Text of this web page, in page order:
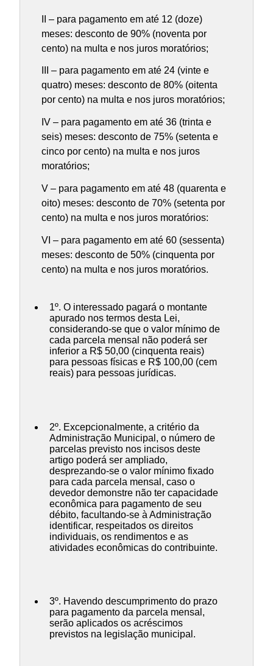
II – para pagamento em até 12 (doze)
meses: desconto de 90% (noventa por
cento) na multa e nos juros moratórios;
III – para pagamento em até 24 (vinte e
quatro) meses: desconto de 80% (oitenta
por cento) na multa e nos juros moratórios;
IV – para pagamento em até 36 (trinta e
seis) meses: desconto de 75% (setenta e
cinco por cento) na multa e nos juros
moratórios;
V – para pagamento em até 48 (quarenta e
oito) meses: desconto de 70% (setenta por
cento) na multa e nos juros moratórios:
VI – para pagamento em até 60 (sessenta)
meses: desconto de 50% (cinquenta por
cento) na multa e nos juros moratórios.
1º. O interessado pagará o montante
apurado nos termos desta Lei,
considerando-se que o valor mínimo de
cada parcela mensal não poderá ser
inferior a R$ 50,00 (cinquenta reais)
para pessoas físicas e R$ 100,00 (cem
reais) para pessoas jurídicas.
2º. Excepcionalmente, a critério da
Administração Municipal, o número de
parcelas previsto nos incisos deste
artigo poderá ser ampliado,
desprezando-se o valor mínimo fixado
para cada parcela mensal, caso o
devedor demonstre não ter capacidade
econômica para pagamento de seu
débito, facultando-se à Administração
identificar, respeitados os direitos
individuais, os rendimentos e as
atividades econômicas do contribuinte.
3º. Havendo descumprimento do prazo
para pagamento da parcela mensal,
serão aplicados os acréscimos
previstos na legislação municipal.